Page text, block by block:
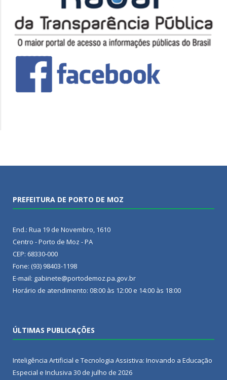
PREFEITURA DE PORTO DE MOZ
End.: Rua 19 de Novembro, 1610
Centro - Porto de Moz - PA
CEP: 68330-000
Fone: (93) 98403-1198
E-mail: gabinete@portodemoz.pa.gov.br
Horário de atendimento: 08:00 às 12:00 e 14:00 às 18:00
ÚLTIMAS PUBLICAÇÕES
Inteligência Artificial e Tecnologia Assistiva: Inovando a Educação
Especial e Inclusiva 30 de julho de 2026